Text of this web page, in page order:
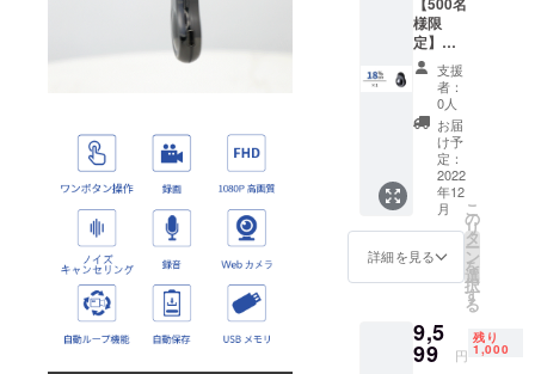
い申し上げ
ます。
ケーブ
ル×1 日
本語取
扱説明
書×1
様限
定】超
早割
18％OF
「X2」
32GB×
1 ※送料
無料
（日本
国内限
定） 内
容物：
「X2」
32GB本
USB
Type-C
充電
支援
者：
0人
お届
け予
定：
2022
年12
月
詳細を見る
こ
の
リ
タ
ー
ン
を
選
択
す
る
9,5
99 円
残り
1,000